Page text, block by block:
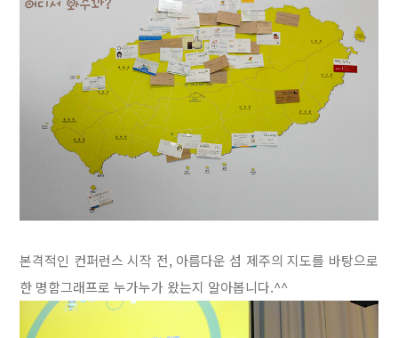
본격적인 컨퍼런스 시작 전, 아름다운 섬 제주의 지도를 바탕으로
한 명함그래프로 누가누가 왔는지 알아봅니다.^^